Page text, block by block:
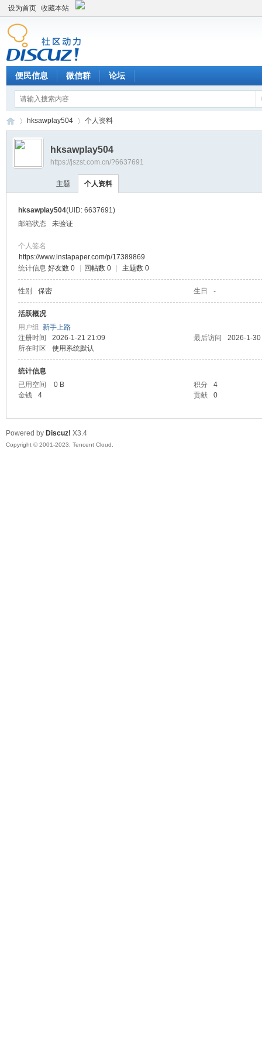
设为首页 收藏本站
便民信息 微信群 论坛
›
hksawplay504 个人资料
hksawplay504
https://jszst.com.cn/?6637691
主题 个人资料
hksawplay504(UID: 6637691)
邮箱状态
未验证
个人签名
https://www.instapaper.com/p/17389869
统计信息 好友数 0 回帖数 0 主题数 0
性别 保密 生日 -
活跃概况
用户组 新手上路
注册时间
2026-1-21 21:09 最后访问
2026-1-
所在时区
使用系统默认
统计信息
已用空间
0 B 积分
4
金钱
4 贡献 0
Powered by Discuz! X3.4
Copyright © 2001-2023, Tencent Cloud.